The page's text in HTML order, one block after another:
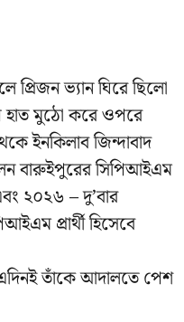
প্রিজন ভ্যান ঘিরে ছিলো
হাত মুঠো করে ওপরে
ইনকিলাব জিন্দাবাদ
বারুইপুরের সিপিআইএম
২০২৬ – দু’বার
প্রার্থী হিসেবে
এদিনই তাঁকে আদালতে পেশ